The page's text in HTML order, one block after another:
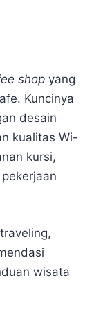
shop yang
Kuncinya
desain
kualitas Wi-
kursi,
wisata